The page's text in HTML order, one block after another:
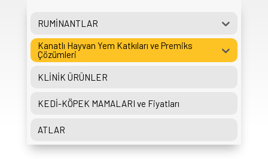
RUMİNANTLAR
Kanatlı Hayvan Yem Katkıları ve Premiks
Çözümleri
KLİNİK ÜRÜNLER
KEDİ-KÖPEK MAMALARI ve Fiyatları
ATLAR